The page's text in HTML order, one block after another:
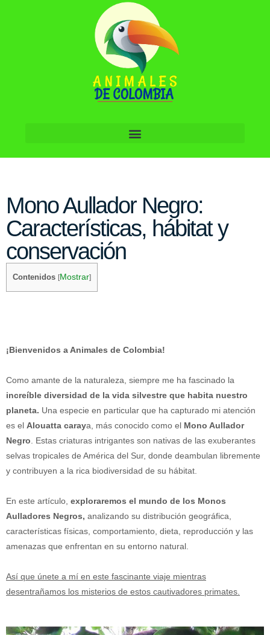
Mono Aullador Negro:
Características, hábitat y
conservación
Contenidos [Mostrar]
¡Bienvenidos a Animales de Colombia!
Como amante de la naturaleza, siempre me ha fascinado la
increíble diversidad de la vida silvestre que habita nuestro
planeta. Una especie en particular que ha capturado mi atención
es el Alouatta caraya, más conocido como el Mono Aullador
Negro . Estas criaturas intrigantes son nativas de las exuberantes
selvas tropicales de América del Sur, donde deambulan libremente
y contribuyen a la rica biodiversidad de su hábitat.
En este artículo, exploraremos el mundo de los Monos
Aulladores Negros, analizando su distribución geográfica,
características físicas, comportamiento, dieta, reproducción y las
amenazas que enfrentan en su entorno natural.
Así que únete a mí en este fascinante viaje mientras
desentrañamos los misterios de estos cautivadores primates.